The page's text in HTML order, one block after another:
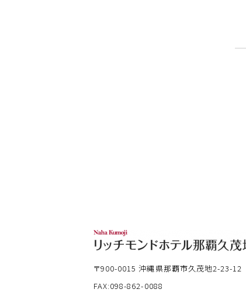
〒900-0015沖縄県那覇市久茂地2-23-12
FAX:098-862-0088